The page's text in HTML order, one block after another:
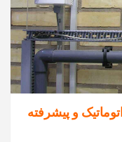
و پيشرفته